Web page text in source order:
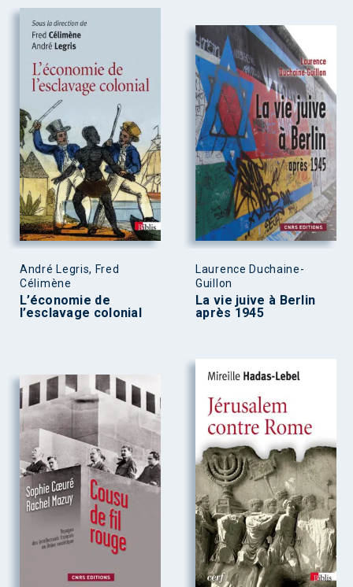
André Legris, Fred
Célimène
L’économie de
l’esclavage colonial
Laurence Duchaine-
Guillon
La vie juive à Berlin
après 1945